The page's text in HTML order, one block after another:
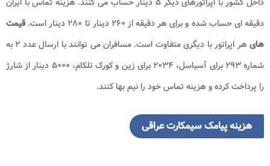
دقیقه ای حساب شده و برای هر دقیقه از ۲۶۰ دینار تا ۲۸۰ دینار است.
قیمت
های
هر اپراتور با دیگری متفاوت است. مسافران می توانند با ارسال عدد ۲ به
شماره ۲۹۳ برای آسیاسل، ۲۰۳۴ برای زین و کورک تلکام، ۵۰۰۰ دینار از شارژ
را پرداخت کرده و هزینه تماس خود را نیم بها کنند.
هزینه پیامک سیمکارت عراقی